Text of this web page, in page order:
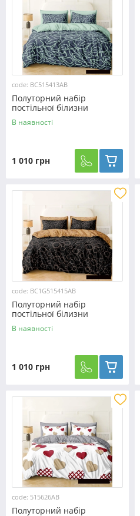
code: BC515413AB
Полуторний набір
постільної білизни
150*220 із Бязі "Gold"
№515413AB Черешенка™
В наявності
1 010 грн
code: BC1G515415AB
Полуторний набір
постільної білизни
150*220 із Бязі "Gold"
№515415AB Черешенка™
В наявності
1 010 грн
code: 515626AB
Полуторний набір